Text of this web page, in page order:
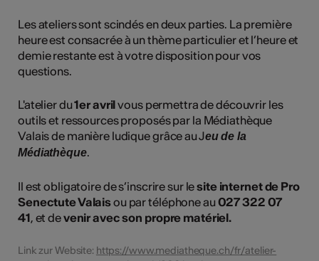
Les ateliers sont scindés en deux parties. La première
heure est consacrée à un thème particulier et l’heure et
demie restante est à votre disposition pour vos
questions.
L'atelier du1er avrilvous permettra de découvrir les
outils et ressources proposés par la Médiathèque
Valais de manière ludique grâce au Jeu de la
Médiathèque.
Il est obligatoire de s’inscrire sur lesite internet de Pro
Senectute Valaisou par téléphone au027 322 07
41, et devenir avec son propre matériel.
Link zur Website: https://www.mediatheque.ch/fr/atelier-